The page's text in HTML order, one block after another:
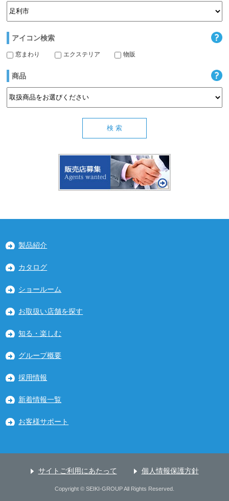
アイコン検索
窓まわり エクステリア 物販
商品
製品紹介
カタログ
ショールーム
お取扱い店舗を探す
知る・楽しむ
グループ概要
採用情報
新着情報一覧
お客様サポート
サイトご利用にあたって 個人情報保護方針
Copyright © SEIKI-GROUP All Rights Reserved.